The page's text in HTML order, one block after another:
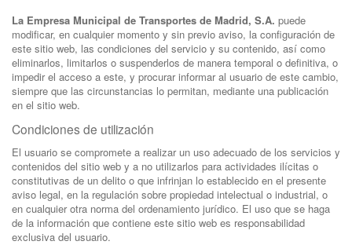
La Empresa Municipal de Transportes de Madrid, S.A. puede
modificar, en cualquier momento y sin previo aviso, la configuración de
este sitio web, las condiciones del servicio y su contenido, así como
eliminarlos, limitarlos o suspenderlos de manera temporal o definitiva, o
impedir el acceso a este, y procurar informar al usuario de este cambio,
siempre que las circunstancias lo permitan, mediante una publicación
en el sitio web.
Condiciones de utilización
El usuario se compromete a realizar un uso adecuado de los servicios y
contenidos del sitio web y a no utilizarlos para actividades ilícitas o
constitutivas de un delito o que infrinjan lo establecido en el presente
aviso legal, en la regulación sobre propiedad intelectual o industrial, o
en cualquier otra norma del ordenamiento jurídico. El uso que se haga
de la información que contiene este sitio web es responsabilidad
exclusiva del usuario.